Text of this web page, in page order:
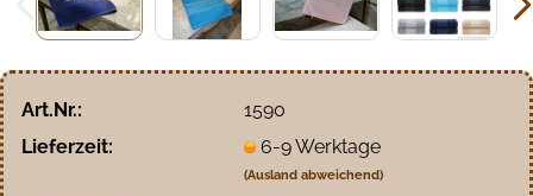
Art.Nr.:
1590
Lieferzeit:
6-9 Werktage
(Ausland abweichend)